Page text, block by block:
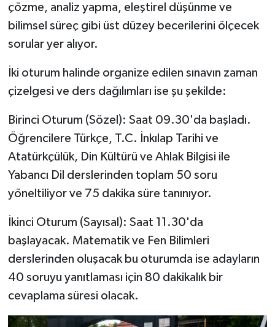
çözme, analiz yapma, eleştirel düşünme ve
bilimsel süreç gibi üst düzey becerilerini ölçecek
sorular yer alıyor.
İki oturum halinde organize edilen sınavın zaman
çizelgesi ve ders dağılımları ise şu şekilde:
Birinci Oturum (Sözel): Saat 09.30'da başladı.
Öğrencilere Türkçe, T.C. İnkılap Tarihi ve
Atatürkçülük, Din Kültürü ve Ahlak Bilgisi ile
Yabancı Dil derslerinden toplam 50 soru
yöneltiliyor ve 75 dakika süre tanınıyor.
İkinci Oturum (Sayısal): Saat 11.30'da
başlayacak. Matematik ve Fen Bilimleri
derslerinden oluşacak bu oturumda ise adayların
40 soruyu yanıtlaması için 80 dakikalık bir
cevaplama süresi olacak.